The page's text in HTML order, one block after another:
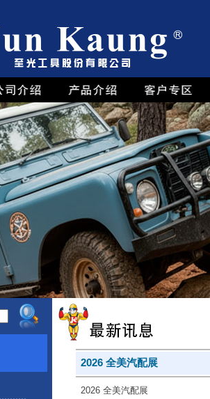
2026 全美汽配展
2026 全美汽配展